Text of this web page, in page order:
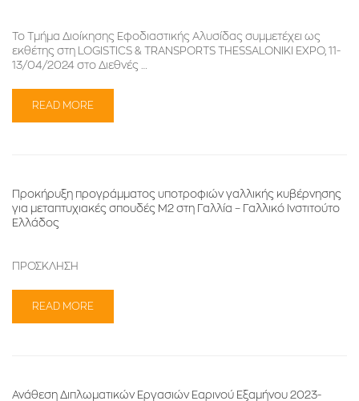
Το Τμήμα Διοίκησης Εφοδιαστικής Αλυσίδας συμμετέχει ως
εκθέτης στη LOGISTICS & TRANSPORTS THESSALONIKI EXPO, 11-
13/04/2024 στο Διεθνές …
READ MORE
Προκήρυξη προγράμματος υποτροφιών γαλλικής κυβέρνησης
για μεταπτυχιακές σπουδές Μ2 στη Γαλλία – Γαλλικό Ινστιτούτο
Ελλάδος
ΠΡΟΣΚΛΗΣΗ
READ MORE
Ανάθεση Διπλωματικών Εργασιών Εαρινού Εξαμήνου 2023-